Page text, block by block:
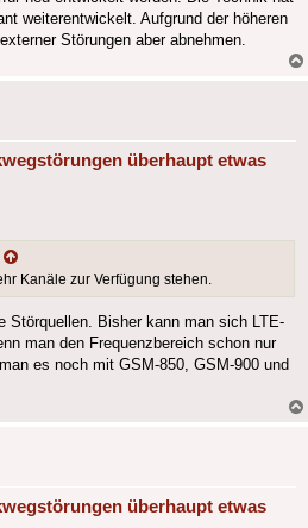
weiterentwickelt. Aufgrund der höheren
Störungen aber abnehmen.
überhaupt etwas
Kanäle zur Verfügung stehen.
Störquellen. Bisher kann man sich LTE-
man den Frequenzbereich schon nur
es noch mit GSM-850, GSM-900 und
überhaupt etwas